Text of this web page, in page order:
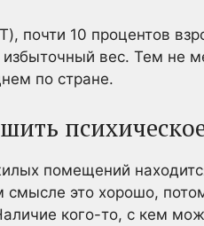
почти 10 процентов
вес. Тем не
по стране.
помещений
это хорошо,
кого-то, с кем